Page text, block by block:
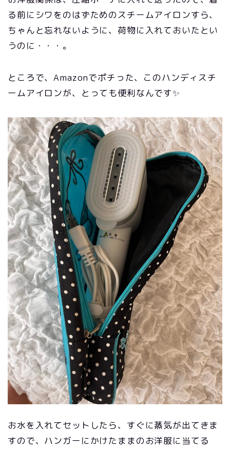
る前にシワをのはずためのスチームアイロンすら、
ちゃんと忘れないように、荷物に入れておいたとい
うのに・・・。
ところで、Amazonでポチった、このハンディスチ
ームアイロンが、とっても便利なんです✨
お水を入れてセットしたら、すぐに蒸気が出てきま
すので、ハンガーにかけたままのお洋服に当てる